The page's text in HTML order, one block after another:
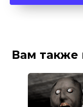
Вам также